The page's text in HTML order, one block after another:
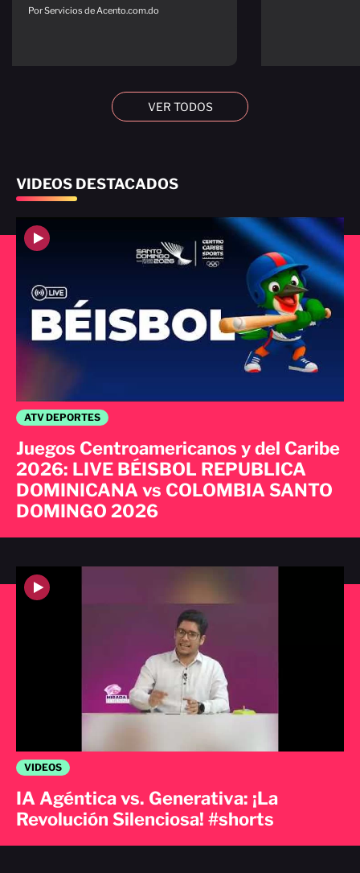
Por Servicios de Acento.com.do
VER TODOS
VIDEOS DESTACADOS
VIDEOS
IA Agéntica vs. Generativa: ¡La
Revolución Silenciosa! #shorts
ATV DEPORTES
Juegos Centroamericanos y del Caribe
2026: LIVE BÉISBOL REPUBLICA
DOMINICANA vs COLOMBIA SANTO
DOMINGO 2026